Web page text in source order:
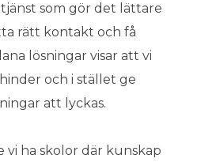
som gör det lättare
rätt kontakt och få
lösningar visar att vi
och i stället ge
att lyckas.
vi ha skolor där kunskap